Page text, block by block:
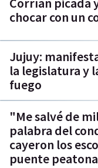
chocar con un
Jujuy:
la legislatura y
fuego
"Me salvé de
palabra del
cayeron los
puente